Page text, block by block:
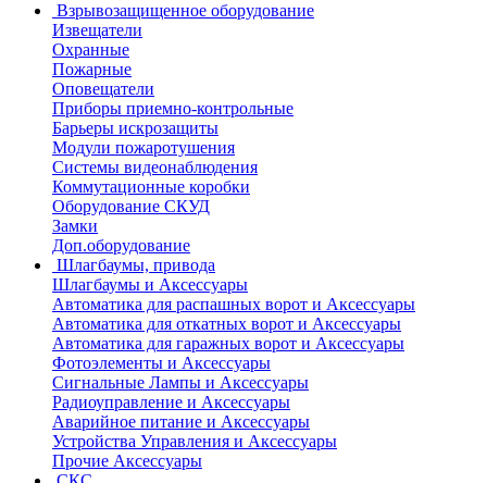
Взрывозащищенное оборудование
Извещатели
Охранные
Пожарные
Оповещатели
Приборы приемно-контрольные
Барьеры искрозащиты
Модули пожаротушения
Системы видеонаблюдения
Коммутационные коробки
Оборудование СКУД
Замки
Доп.оборудование
Шлагбаумы, привода
Шлагбаумы и Аксессуары
Автоматика для распашных ворот и Аксессуары
Автоматика для откатных ворот и Аксессуары
Автоматика для гаражных ворот и Аксессуары
Фотоэлементы и Аксессуары
Сигнальные Лампы и Аксессуары
Радиоуправление и Аксессуары
Аварийное питание и Аксессуары
Устройства Управления и Аксессуары
Прочие Аксессуары